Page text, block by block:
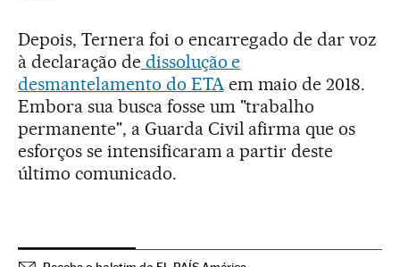
Depois, Ternera foi o encarregado de dar voz
à declaração dedissolução e
desmantelamento do ETAem maio de 2018.
Embora sua busca fosse um "trabalho
permanente", a Guarda Civil afirma que os
esforços se intensificaram a partir deste
último comunicado.